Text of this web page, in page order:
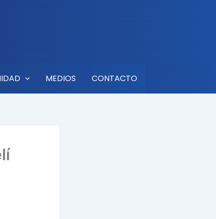
MEDIOS CONTACTO